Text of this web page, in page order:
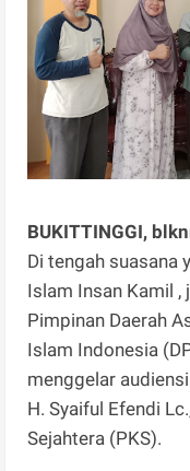
BUKITTINGGI,
Di tengah suasana
Islam Insan Kamil ,
Pimpinan Daerah
Islam Indonesia
menggelar
H. Syaiful Efendi
Sejahtera (PKS).